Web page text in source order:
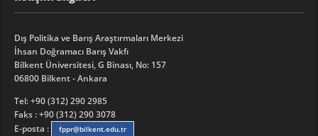
Dış Politika ve Barış Araştırmaları Merkezi
İhsan Doğramacı Barış Vakfı
Bilkent Üniversitesi, G Binası, No: 157
06800 Bilkent - Ankara
Tel: +90 (312) 290 2985
Faks : +90 (312) 290 3078
E-posta :
fppr@bilkent.edu.tr